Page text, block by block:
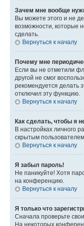
Зачем мне вообще
Вы можете этого и не
возможности, которые
сделать.
Вернуться к началу
Почему мне
Если вы не отметили
другой не смог
рекомендуется делать
отключил эту функцию.
Вернуться к началу
Как сделать, чтобы я
В настройках личного
скрытым пользователем.
Вернуться к началу
Я забыл пароль!
Не паникуйте! Хотя
на конференцию.
Вернуться к началу
Я только что
Сначала проверьте
На некоторых